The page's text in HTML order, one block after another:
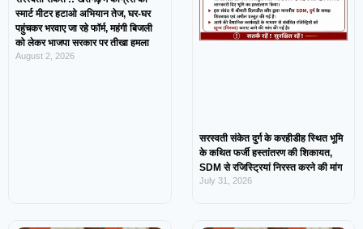
स्मार्ट मीटर हटाओ अभियान तेज, घर-घर
पहुंचकर भरवाए जा रहे फॉर्म, महंगी बिजली
को लेकर भाजपा सरकार पर तीखा हमला
August 2, 2026
सरस्वती संकेत दुर्ग के करहीडीह स्थित भूमि
के कथित फर्जी हस्तांतरण की शिकायत,
SDM से रजिस्ट्रियां निरस्त करने की मांग
July 31, 2026